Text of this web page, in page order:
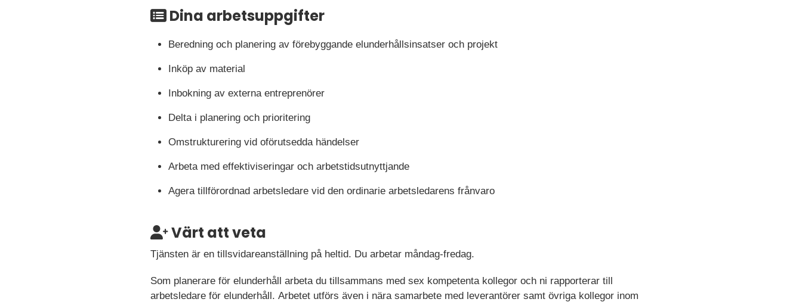
Dina arbetsuppgifter
Beredning och planering av förebyggande elunderhållsinsatser och projekt
Inköp av material
Inbokning av externa entreprenörer
Delta i planering och prioritering
Omstrukturering vid oförutsedda händelser
Arbeta med effektiviseringar och arbetstidsutnyttjande
Agera tillförordnad arbetsledare vid den ordinarie arbetsledarens frånvaro
Värt att veta
Tjänsten är en tillsvidareanställning på heltid. Du arbetar måndag-fredag.
Som planerare för elunderhåll arbeta du tillsammans med sex kompetenta kollegor och ni rapporterar till
arbetsledare för elunderhåll. Arbetet utförs även i nära samarbete med leverantörer samt övriga kollegor inom